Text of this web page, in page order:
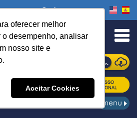
oferecer melhor
desempenho, analisar
nosso site e
Aceitar Cookies
Onde comprar
ONDE COMPRAR